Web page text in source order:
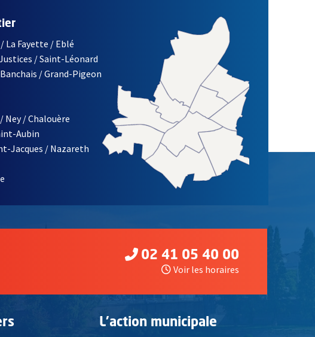
À LA LETTRE D'INFORMATION DE LA VILLE D'ANGERS
La Fayette / Eblé
/ Saint-Léonard
/ Grand-Pigeon
Ney / Chalouère
Aubin
Jacques / Nazareth
02 41 05 40 00
Voir les horaires
L'action municipale